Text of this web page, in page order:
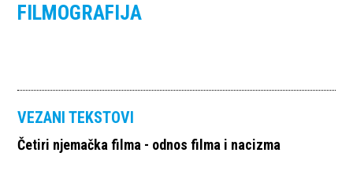
FILMOGRAFIJA
VEZANI TEKSTOVI
Četiri njemačka filma - odnos filma i nacizma